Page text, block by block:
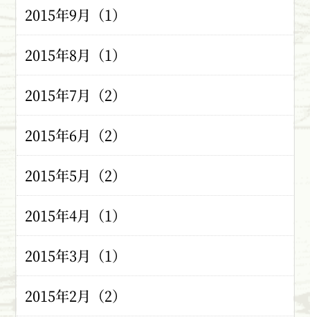
2015年9月（1）
2015年8月（1）
2015年7月（2）
2015年6月（2）
2015年5月（2）
2015年4月（1）
2015年3月（1）
2015年2月（2）